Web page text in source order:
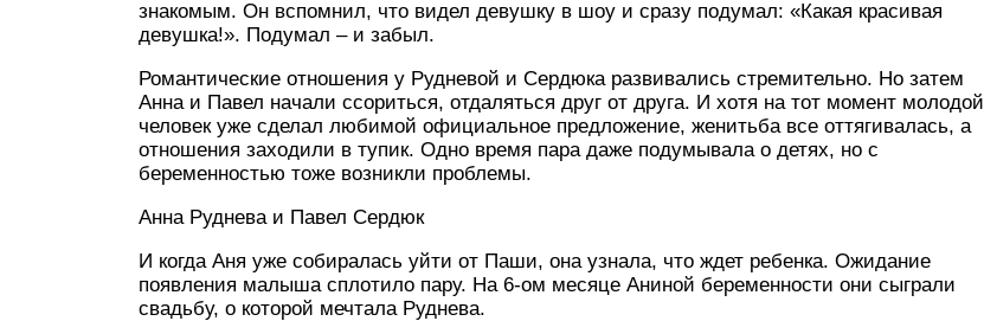
знакомым. Он вспомнил, что видел девушку в шоу и сразу подумал: «Какая красивая
девушка!». Подумал – и забыл.
Романтические отношения у Рудневой и Сердюка развивались стремительно. Но затем
Анна и Павел начали ссориться, отдаляться друг от друга. И хотя на тот момент молодой
человек уже сделал любимой официальное предложение, женитьба все оттягивалась, а
отношения заходили в тупик. Одно время пара даже подумывала о детях, но с
беременностью тоже возникли проблемы.
Анна Руднева и Павел Сердюк
И когда Аня уже собиралась уйти от Паши, она узнала, что ждет ребенка. Ожидание
появления малыша сплотило пару. На 6-ом месяце Аниной беременности они сыграли
свадьбу, о которой мечтала Руднева.